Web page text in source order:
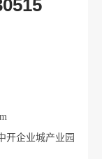
开企业城产业园